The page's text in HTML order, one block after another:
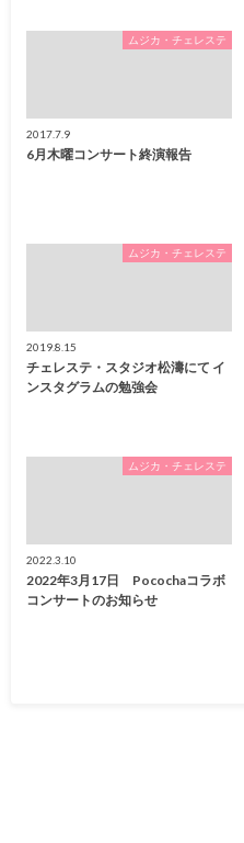
ムジカ・チェレステ
2017.7.9
6月木曜コンサート終演報告
ムジカ・チェレステ
2019.8.15
チェレステ・スタジオ松濤にて イ
ンスタグラムの勉強会
ムジカ・チェレステ
2022.3.10
2022年3月17日 Pocochaコラボ
コンサートのお知らせ